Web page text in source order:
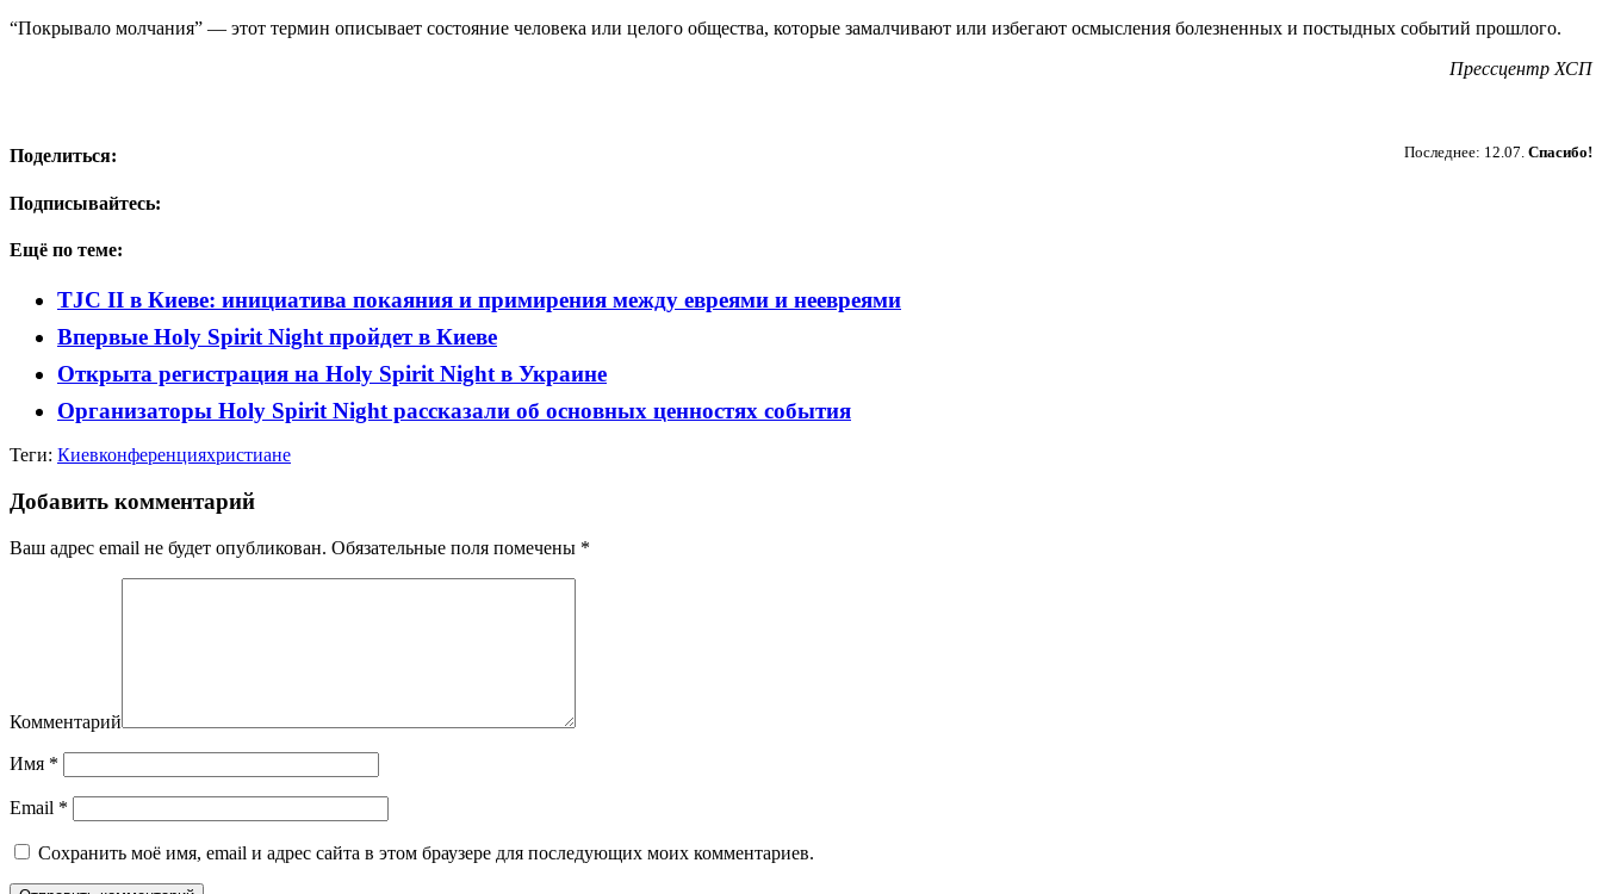
“Покрывало молчания” — этот термин описывает состояние человека или целого общества, которые замалчивают или избегают осмысления болезненных и постыдных событий прошлого.
Прессцентр ХСП
Последнее: 12.07. Спасибо!
Поделиться:
Подписывайтесь:
Ещё по теме:
TJC II в Киеве: инициатива покаяния и примирения между евреями и неевреями
Впервые Holy Spirit Night пройдет в Киеве
Открыта регистрация на Holy Spirit Night в Украине
Организаторы Holy Spirit Night рассказали об основных ценностях события
Теги: Киевконференцияхристиане
Добавить комментарий
Ваш адрес email не будет опубликован. Обязательные поля помечены *
Комментарий
Имя *
Email *
Сохранить моё имя, email и адрес сайта в этом браузере для последующих моих комментариев.